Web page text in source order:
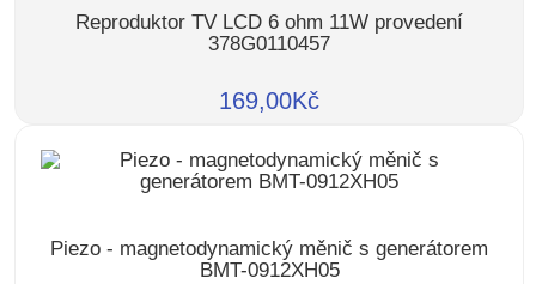
Reproduktor TV LCD 6 ohm 11W provedení
378G0110457
169,00Kč
Piezo - magnetodynamický měnič s generátorem
BMT-0912XH05